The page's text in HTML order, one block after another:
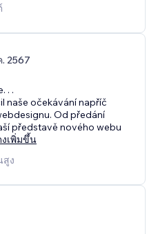
. 2567
. .
naše očekávání napříč
Od předání
představě nového webu
เพิ่มขึ้น
สูง